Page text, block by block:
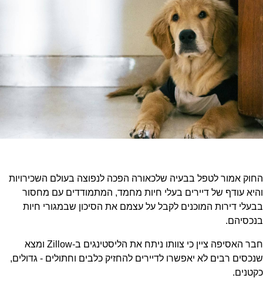
החוק אמור לטפל בבעיה שלכאורה הפכה לנפוצה בעולם השכירויות
והיא עודף של דיירים בעלי חיות מחמד, המתמודדים עם מחסור
בבעלי דירות המוכנים לקבל על עצמם את הסיכון שבמגורי חיות
בנכסיהם.
חבר האסיפה ציין כי צוותו ניתח את הליסטינגים ב-Zillow ומצא
שנכסים רבים לא יאפשרו לדיירים להחזיק כלבים וחתולים - גדולים,
כקטנים.